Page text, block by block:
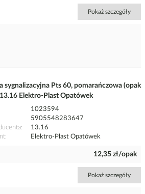
Pokaż szczegóły
sygnalizacyjna Pts 60, pomarańczowa (opak
Elektro-Plast Opatówek
1023594
5905548283647
13.16
Elektro-Plast Opatówek
12,35 zł/opak
Pokaż szczegóły